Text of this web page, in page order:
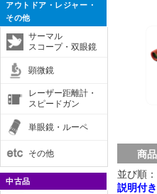
アウトドア・レジャー・
その他
サーマル
スコープ・双眼鏡
顕微鏡
レーザー距離計・
スピードガン
単眼鏡・ルーペ
その他
中古品
商
並び順：
説明付き